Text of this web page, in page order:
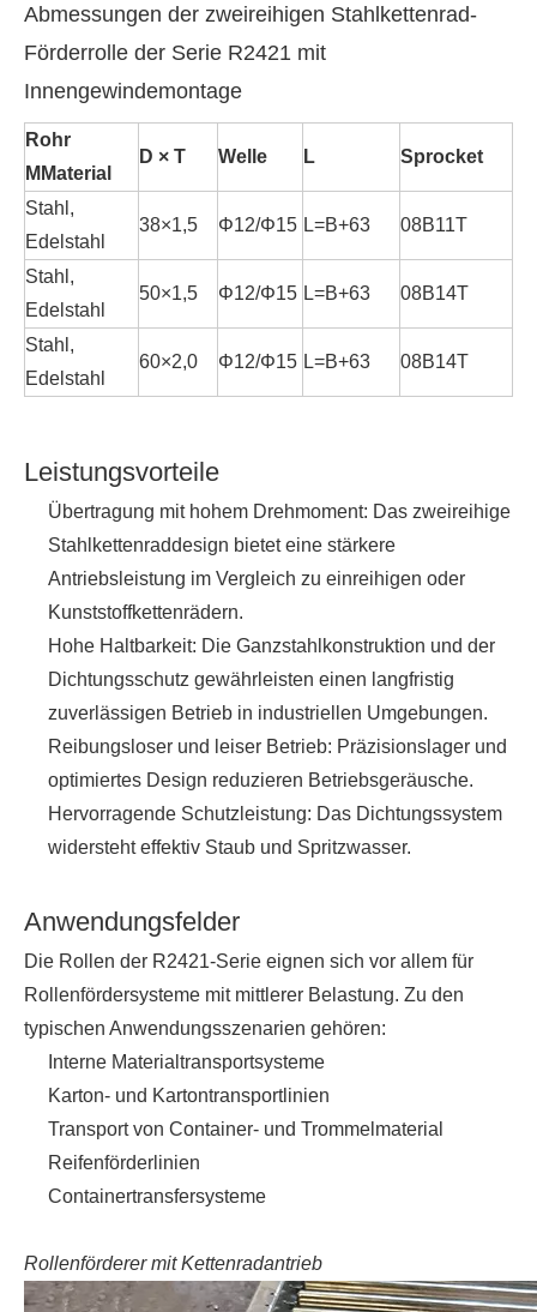
Abmessungen der zweireihigen Stahlkettenrad-
Förderrolle der Serie R2421 mit
Innengewindemontage
Rohr
M Material
D × T Welle L Sprocket
Stahl,
Edelstahl
38×1,5 Φ12/Φ15 L=B+63 08B11T
Stahl,
Edelstahl
50×1,5 Φ12/Φ15 L=B+63 08B14T
Stahl,
Edelstahl
60×2,0 Φ12/Φ15 L=B+63 08B14T
Leistungsvorteile
Übertragung mit hohem Drehmoment: Das zweireihige
Stahlkettenraddesign bietet eine stärkere
Antriebsleistung im Vergleich zu einreihigen oder
Kunststoffkettenrädern.
Hohe Haltbarkeit: Die Ganzstahlkonstruktion und der
Dichtungsschutz gewährleisten einen langfristig
zuverlässigen Betrieb in industriellen Umgebungen.
Reibungsloser und leiser Betrieb: Präzisionslager und
optimiertes Design reduzieren Betriebsgeräusche.
Hervorragende Schutzleistung: Das Dichtungssystem
widersteht effektiv Staub und Spritzwasser.
Anwendungsfelder
Die Rollen der R2421-Serie eignen sich vor allem für
Rollenfördersysteme mit mittlerer Belastung. Zu den
typischen Anwendungsszenarien gehören:
Interne Materialtransportsysteme
Karton- und Kartontransportlinien
Transport von Container- und Trommelmaterial
Reifenförderlinien
Containertransfersysteme
Rollenförderer mit Kettenradantrieb